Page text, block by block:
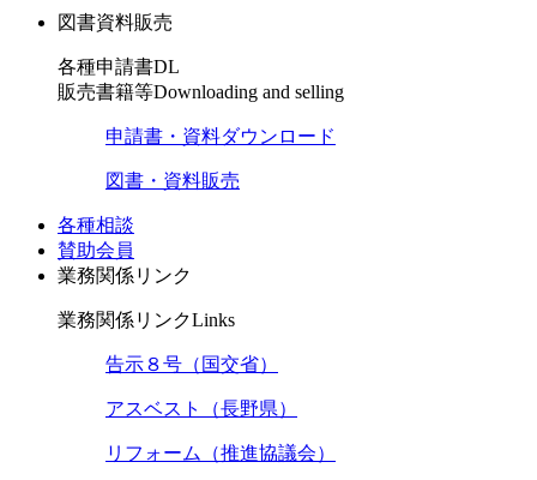
図書資料販売
各種申請書DL
販売書籍等Downloading and selling
申請書・資料ダウンロード
図書・資料販売
各種相談
賛助会員
業務関係リンク
業務関係リンクLinks
告示８号（国交省）
アスベスト（長野県）
リフォーム（推進協議会）